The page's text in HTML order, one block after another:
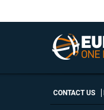
CONTACT US